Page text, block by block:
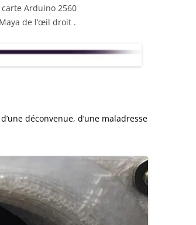
SERVOMOTEUR DYNAMIXEL
ENSEMBLE DES ACTIONNEURS
Arduino 2560
de l’œil droit .
déconvenue, d’une maladresse